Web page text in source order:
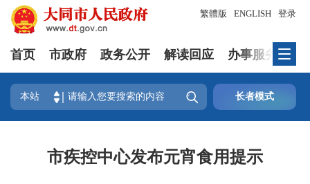
登录
繁體版 ENGLISH
首页 市政府 政务公开 解读回应 办事服务
本站  长者模式
市疾控中心发布元宵食用提示